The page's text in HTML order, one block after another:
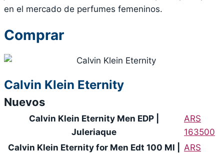
en el mercado de perfumes femeninos.
Comprar
Calvin Klein Eternity
Nuevos
Calvin Klein Eternity Men EDP |
Juleriaque
ARS
163500
Calvin Klein Eternity for Men Edt 100 Ml |
ARS